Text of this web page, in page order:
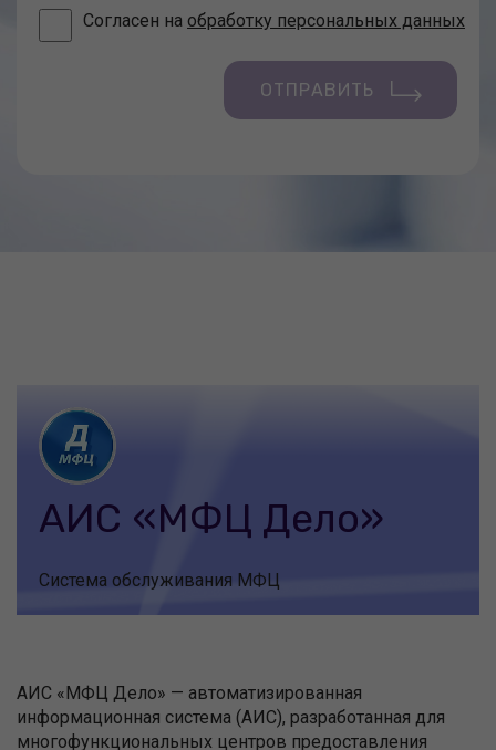
Согласен на обработку персональных данных
ОТПРАВИТЬ
АИС «МФЦ Дело»
Система обслуживания МФЦ
АИС «МФЦ Дело» — автоматизированная
информационная система (АИС), разработанная для
многофункциональных центров предоставления